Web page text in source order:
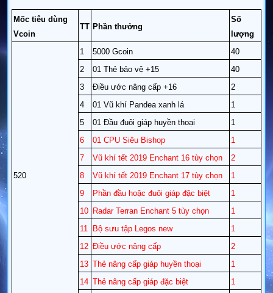
Mốc tiêu dùng
Vcoin
TT Phần thưởng
Số
lượng
520
1 5000 Gcoin
40
2
01 Thẻ bảo vệ +15
40
3
Điều ước nâng cấp +16
2
4
01 Vũ khí Pandea xanh lá
1
5
01 Đầu đuôi giáp huyền thoại
1
6
01 CPU Siêu Bishop
1
7
Vũ khí tết 2019 Enchant 16 tùy chọn
2
8
Vũ khí tết 2019 Enchant 17 tùy chọn
1
9
Phần đầu hoặc đuôi giáp đặc biệt
1
10
Radar Terran Enchant 5 tùy chọn
1
11
Bộ sưu tập Legos new
1
12 Điều ước nâng cấp
2
13 Thẻ nâng cấp giáp huyền thoại
1
14 Thẻ nâng cấp giáp đặc biệt
1